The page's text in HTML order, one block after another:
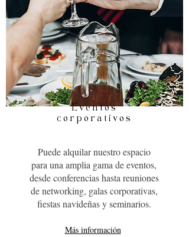
Eventos
corporativos
Puede alquilar nuestro espacio
para una amplia gama de eventos,
desde conferencias hasta reuniones
de networking, galas corporativas,
fiestas navideñas y seminarios.
Más información